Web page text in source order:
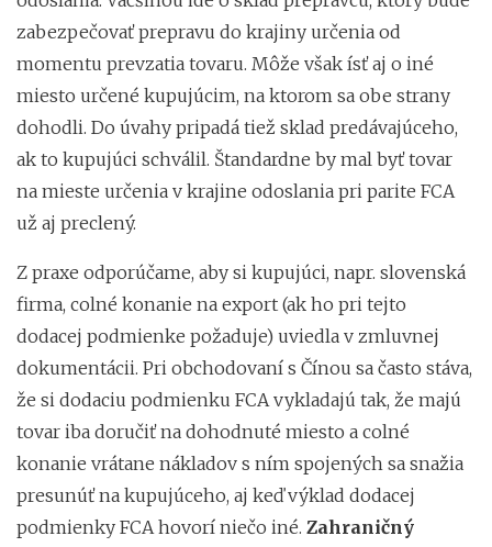
zabezpečovať prepravu do krajiny určenia od
momentu prevzatia tovaru. Môže však ísť aj o iné
miesto určené kupujúcim, na ktorom sa obe strany
dohodli. Do úvahy pripadá tiež sklad predávajúceho,
ak to kupujúci schválil. Štandardne by mal byť tovar
na mieste určenia v krajine odoslania pri parite FCA
už aj preclený.
Z praxe odporúčame, aby si kupujúci, napr. slovenská
firma, colné konanie na export (ak ho pri tejto
dodacej podmienke požaduje) uviedla v zmluvnej
dokumentácii. Pri obchodovaní s Čínou sa často stáva,
že si dodaciu podmienku FCA vykladajú tak, že majú
tovar iba doručiť na dohodnuté miesto a colné
konanie vrátane nákladov s ním spojených sa snažia
presunúť na kupujúceho, aj keď výklad dodacej
podmienky FCA hovorí niečo iné. Zahraničný